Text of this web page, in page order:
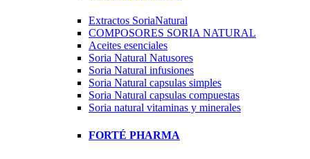
Extractos SoriaNatural
COMPOSORES SORIA NATURAL
Aceites esenciales
Soria Natural Natusores
Soria Natural infusiones
Soria Natural capsulas simples
Soria Natural capsulas compuestas
Soria natural vitaminas y minerales
FORTÉ PHARMA